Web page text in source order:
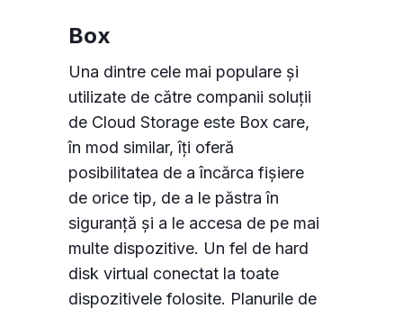
Box
Una dintre cele mai populare și
utilizate de către companii soluții
de Cloud Storage este Box care,
în mod similar, îți oferă
posibilitatea de a încărca fișiere
de orice tip, de a le păstra în
siguranță și a le accesa de pe mai
multe dispozitive. Un fel de hard
disk virtual conectat la toate
dispozitivele folosite. Planurile de